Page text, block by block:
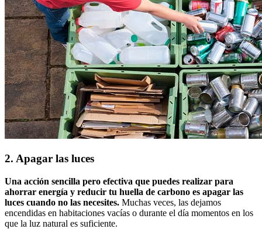
2. Apagar las luces
Una acción sencilla pero efectiva que puedes realizar para
ahorrar energía y reducir tu huella de carbono es apagar las
luces cuando no las necesites. Muchas veces, las dejamos
encendidas en habitaciones vacías o durante el día momentos en los
que la luz natural es suficiente.